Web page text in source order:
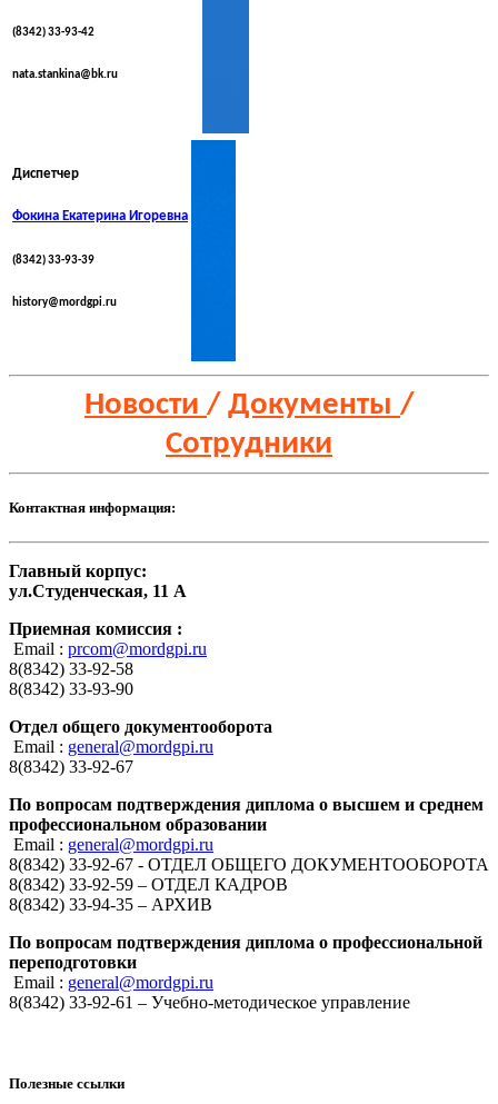
(8342) 33-93-42
nata.stankina@bk.ru
Диспетчер
Фокина Екатерина Игоревна
(8342) 33-93-39
history@mordgpi.ru
Новости / Документы /
Сотрудники
Контактная информация:
Главный корпус:
ул.Студенческая, 11 А
Приемная комиссия :
Email : prcom@mordgpi.ru
8(8342) 33-92-58
8(8342) 33-93-90
Отдел общего документооборота
Email : general@mordgpi.ru
8(8342) 33-92-67
По вопросам подтверждения диплома о высшем и среднем
профессиональном образовании
Email : general@mordgpi.ru
8(8342) 33-92-67 - ОТДЕЛ ОБЩЕГО ДОКУМЕНТООБОРОТА
8(8342) 33-92-59 – ОТДЕЛ КАДРОВ
8(8342) 33-94-35 – АРХИВ
По вопросам подтверждения диплома о профессиональной
переподготовки
Email : general@mordgpi.ru
8(8342) 33-92-61 – Учебно-методическое управление
Полезные ссылки